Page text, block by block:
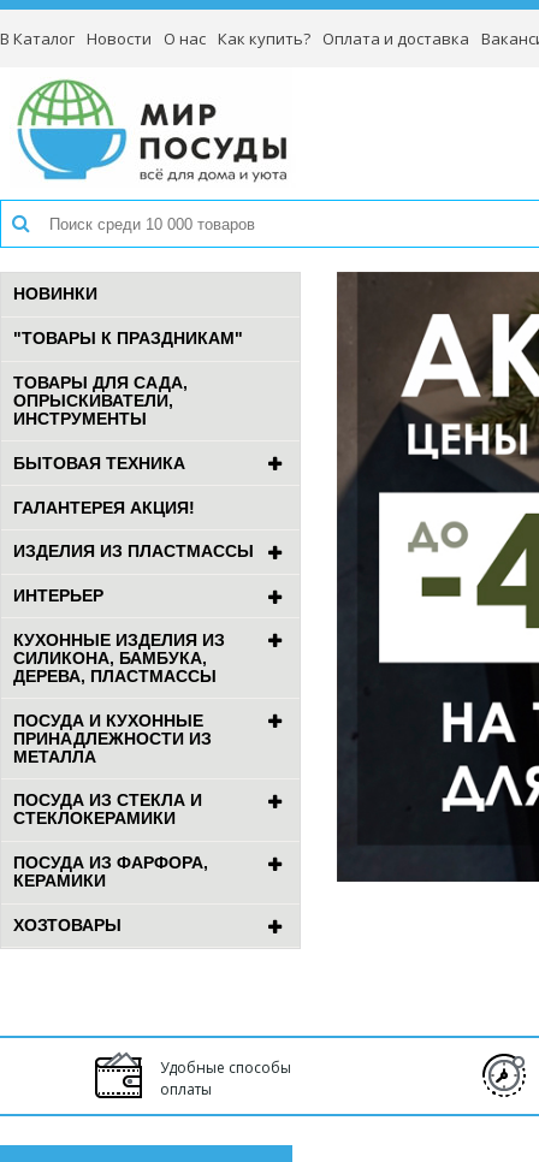
В Каталог Новости О нас Как купить? Оплата и доставка
НОВИНКИ
"ТОВАРЫ К ПРАЗДНИКАМ"
ТОВАРЫ ДЛЯ САДА,
ОПРЫСКИВАТЕЛИ,
ИНСТРУМЕНТЫ
БЫТОВАЯ ТЕХНИКА
ГАЛАНТЕРЕЯ АКЦИЯ!
ИЗДЕЛИЯ ИЗ ПЛАСТМАССЫ
ИНТЕРЬЕР
КУХОННЫЕ ИЗДЕЛИЯ ИЗ
СИЛИКОНА, БАМБУКА,
ДЕРЕВА, ПЛАСТМАССЫ
ПОСУДА И КУХОННЫЕ
ПРИНАДЛЕЖНОСТИ ИЗ
МЕТАЛЛА
ПОСУДА ИЗ СТЕКЛА И
СТЕКЛОКЕРАМИКИ
ПОСУДА ИЗ ФАРФОРА,
КЕРАМИКИ
ХОЗТОВАРЫ
Удобные способы
оплаты